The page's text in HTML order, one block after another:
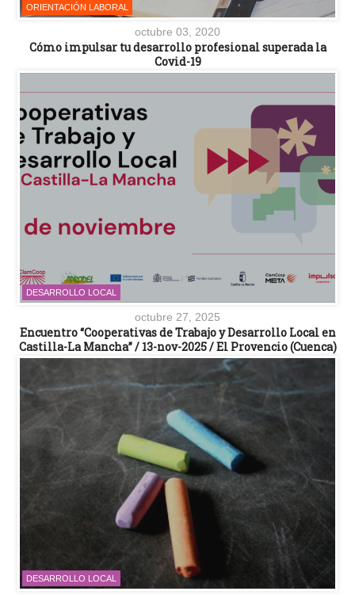
ORIENTACIÓN LABORAL
octubre 03, 2020
Cómo impulsar tu desarrollo profesional superada la
Covid-19
DESARROLLO LOCAL
octubre 27, 2025
Encuentro “Cooperativas de Trabajo y Desarrollo Local en
Castilla-La Mancha” / 13-nov-2025 / El Provencio (Cuenca)
DESARROLLO LOCAL